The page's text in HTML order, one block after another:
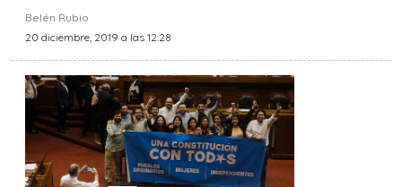
Belén Rubio
20 diciembre, 2019 a las 12:28